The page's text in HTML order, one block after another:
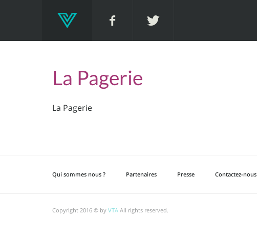
La Pagerie
La Pagerie
Qui sommes nous ? Partenaires Presse Contactez-nous
Copyright 2016 © by VTA All rights reserved.